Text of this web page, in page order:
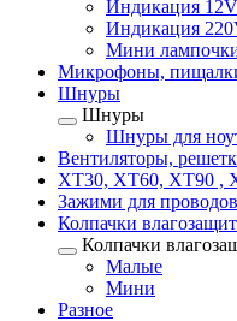
Индикация
Индикация
Мини
Микрофоны,
Шнуры
Шнуры
Шнуры для
Вентиляторы,
XT30, XT60, XT90 ,
Зажими для проводов
Колпачки
Колпачки
Малые
Мини
Разное